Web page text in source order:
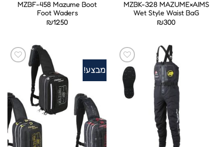
MZBK-328 MAZUME×AIMS
Wet Style Waist BaG
₪300
MZBF-458 Mazume Boot
Foot Waders
₪1250
מבצע!